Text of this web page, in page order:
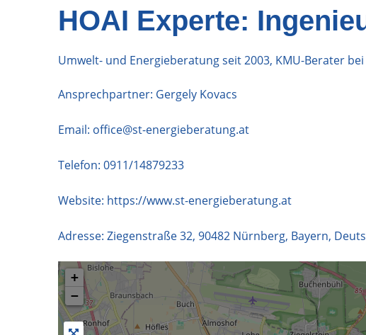
HOAI Experte:
Umwelt- und Energieberatung seit 2003, KMU-Berater
Ansprechpartner: Gergely Kovacs
Email: office@st-energieberatung.at
Telefon: 0911/14879233
Website: https://www.st-energieberatung.at
Adresse: Ziegenstraße 32, 90482 Nürnberg, Bayern,
+
−